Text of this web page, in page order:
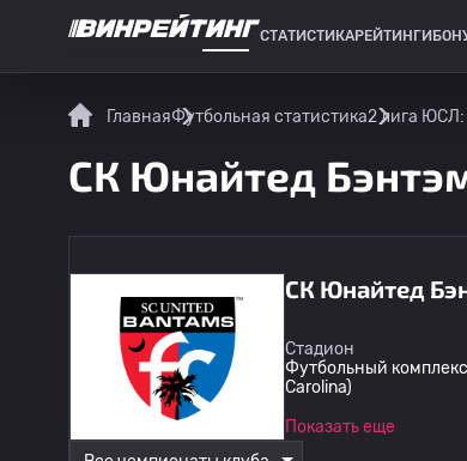
СТАТИСТИКАРЕЙТИНГИ
ГлавнаяФутбольная статистика2 лига
СК Юнайтед
СК Юнайтед
Стадион
Футбольный
Carolina)
Показать еще